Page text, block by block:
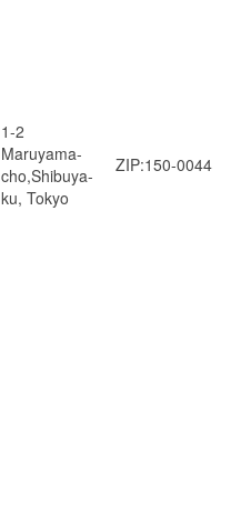
1-2
Maruyama-
cho,Shibuya-
ku, Tokyo
ZIP:150-0044